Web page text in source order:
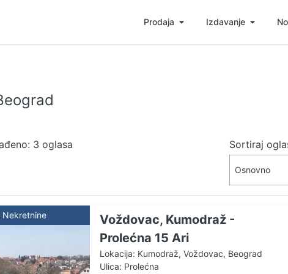
Prodaja Izdavanje
3 oglasa Sortiraj
Nekretnine
Voždovac, Kumodraž -
Prolećna 15 Ari
Lokacija: Kumodraž, Voždovac, Beograd
Ulica: Prolećna